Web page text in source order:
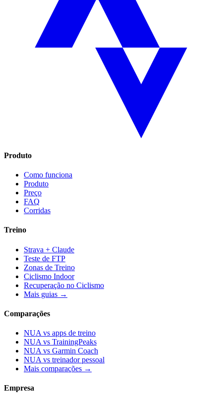
Produto
Como funciona
Produto
Preço
FAQ
Corridas
Treino
Strava + Claude
Teste de FTP
Zonas de Treino
Ciclismo Indoor
Recuperação no Ciclismo
Mais guias →
Comparações
NUA vs apps de treino
NUA vs TrainingPeaks
NUA vs Garmin Coach
NUA vs treinador pessoal
Mais comparações →
Empresa